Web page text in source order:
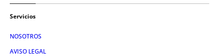
Servicios
NOSOTROS
AVISO LEGAL